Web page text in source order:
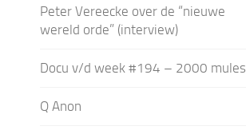
Peter Vereecke over de “nieuwe
wereld orde” (interview)
Docu v/d week #194 – 2000 mules
Q Anon